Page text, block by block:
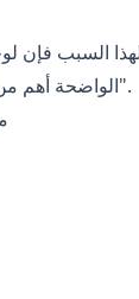
السبب فإن
الواضحة أهم من الميزات المؤسسية "الإضافية".